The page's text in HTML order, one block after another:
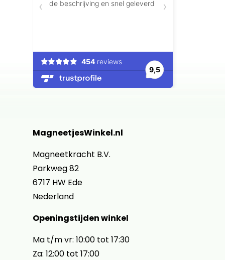
MagneetjesWinkel.nl
Magneetkracht B.V.
Parkweg 82
6717 HW Ede
Nederland
Openingstijden winkel
Ma t/m vr: 10:00 tot 17:30
Za: 12:00 tot 17:00